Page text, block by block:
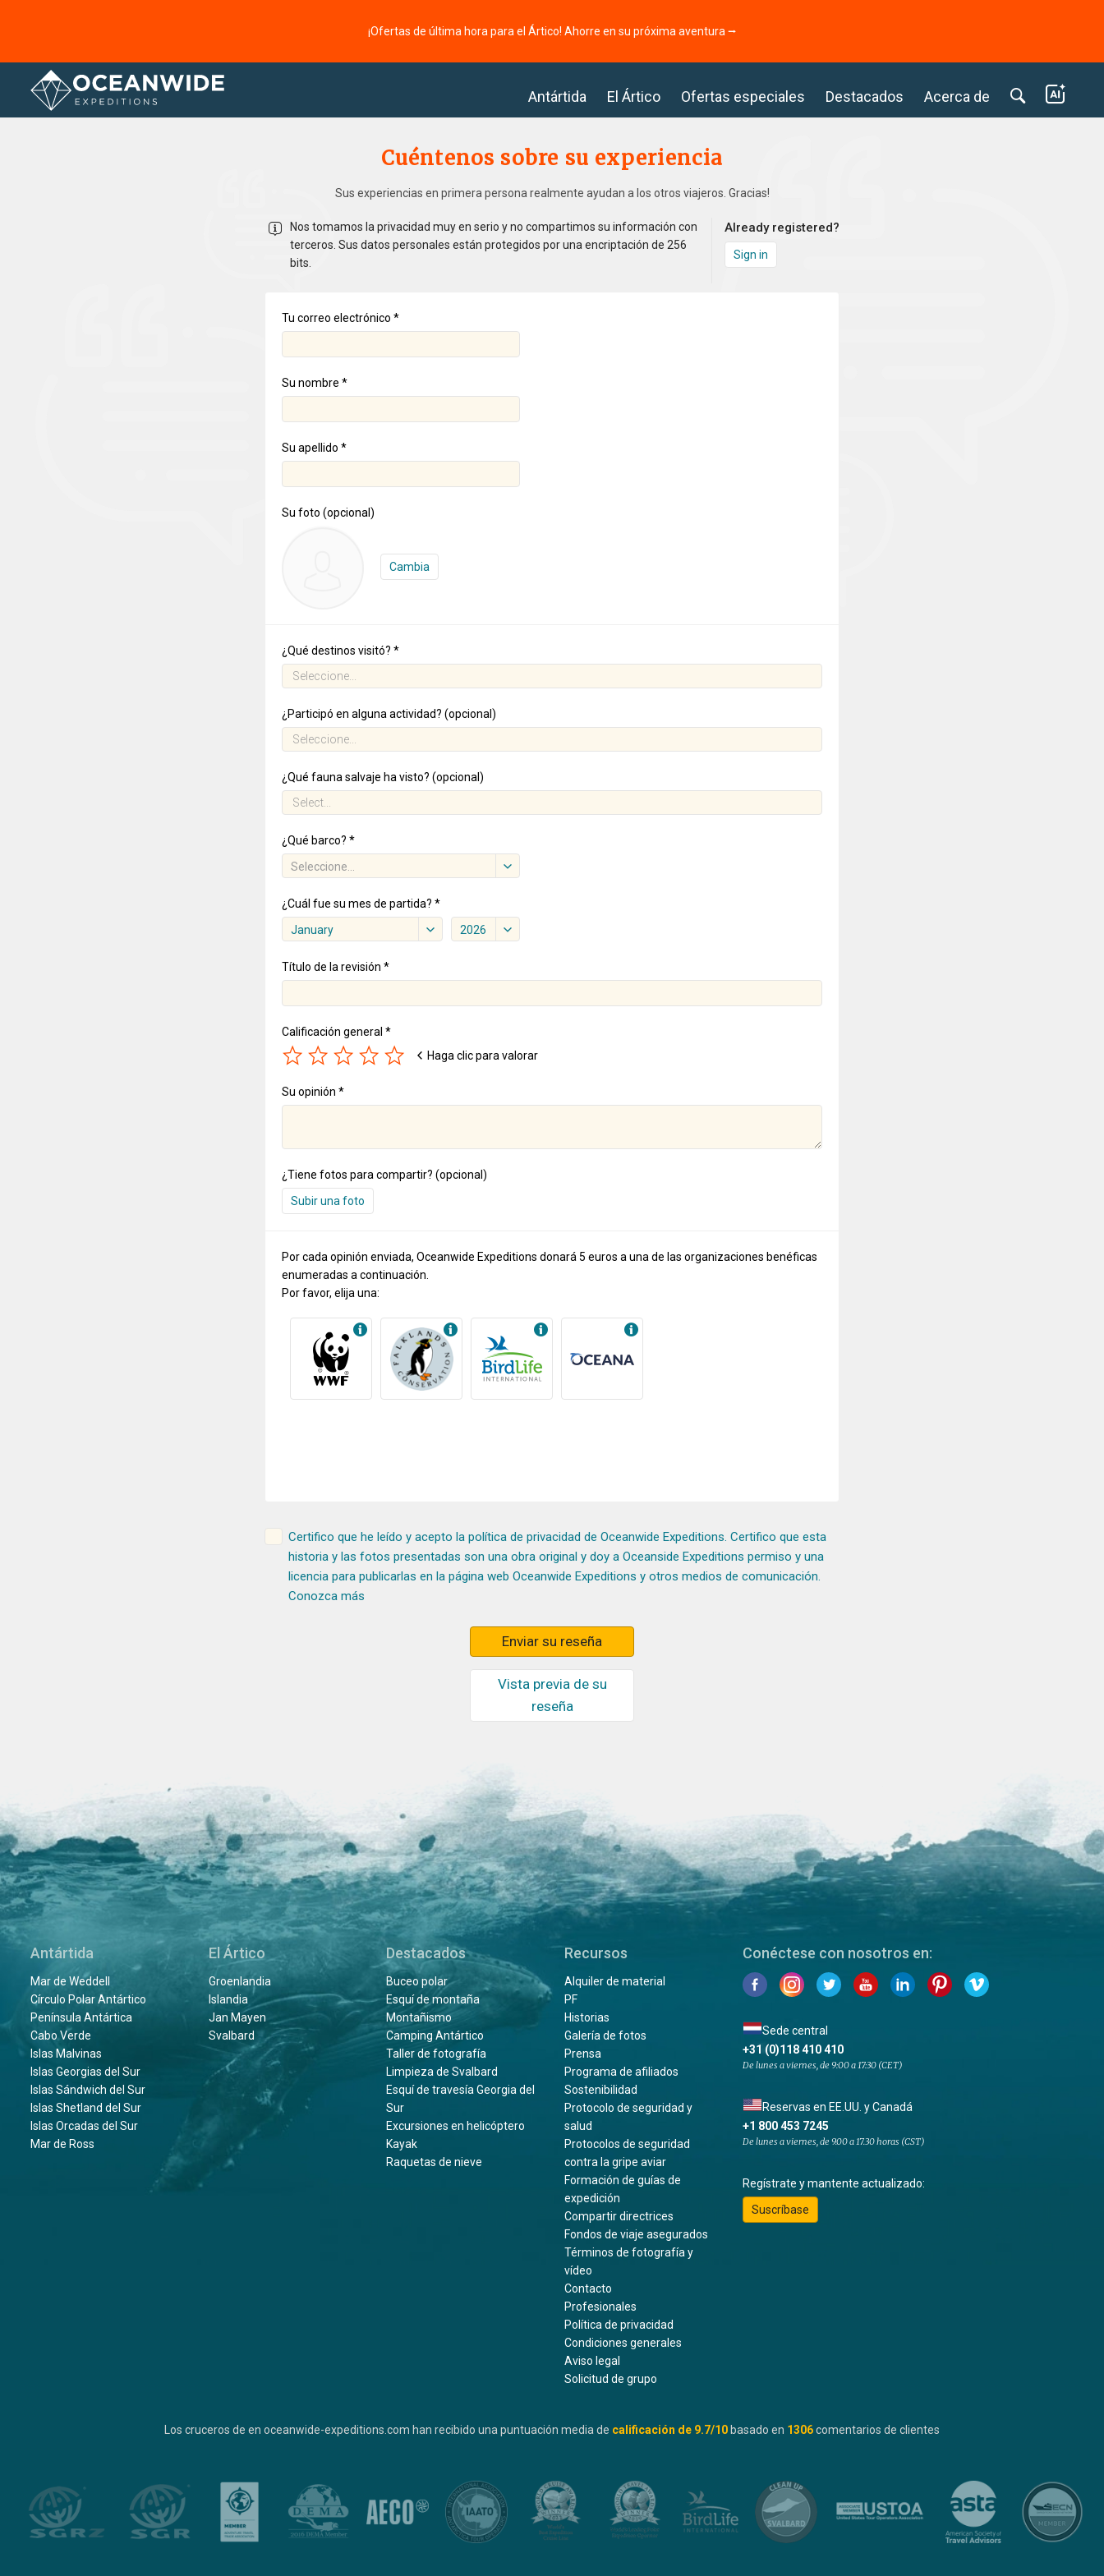
¡Ofertas de última hora para el Ártico! Ahorre en su próxima aventura ⭢
Antártida El Ártico Ofertas especiales Destacados Acerca de
Página principal
Cuéntenos sobre su experiencia
Sus experiencias en primera persona realmente ayudan a los otros viajeros. Gracias!
Nos tomamos la privacidad muy en serio y no compartimos su información con
terceros. Sus datos personales están protegidos por una encriptación de 256
bits.
Already registered?
Sign in
Tu correo electrónico *
Su nombre *
Su apellido *
Su foto (opcional)
Cambia
¿Qué destinos visitó? *
¿Participó en alguna actividad? (opcional)
¿Qué fauna salvaje ha visto? (opcional)
¿Qué barco? *
Seleccione...
¿Cuál fue su mes de partida? *
January
2026
Título de la revisión *
Calificación general *
Haga clic para valorar
Su opinión *
¿Tiene fotos para compartir? (opcional)
Subir una foto
Por cada opinión enviada, Oceanwide Expeditions donará 5 euros a una de las organizaciones benéficas
enumeradas a continuación.
Por favor, elija una:
Certifico que he leído y acepto la política de privacidad de Oceanwide Expeditions. Certifico que esta
historia y las fotos presentadas son una obra original y doy a Oceanside Expeditions permiso y una
licencia para publicarlas en la página web Oceanwide Expeditions y otros medios de comunicación.
Conozca más
Enviar su reseña
Vista previa de su
reseña
Antártida
Mar de Weddell
Círculo Polar Antártico
Península Antártica
Cabo Verde
Islas Malvinas
Islas Georgias del Sur
Islas Sándwich del Sur
Islas Shetland del Sur
Islas Orcadas del Sur
Mar de Ross
El Ártico
Groenlandia
Islandia
Jan Mayen
Svalbard
Destacados
Buceo polar
Esquí de montaña
Montañismo
Camping Antártico
Taller de fotografía
Limpieza de Svalbard
Esquí de travesía Georgia del
Sur
Excursiones en helicóptero
Kayak
Raquetas de nieve
Recursos
Alquiler de material
PF
Historias
Galería de fotos
Prensa
Programa de afiliados
Sostenibilidad
Protocolo de seguridad y
salud
Protocolos de seguridad
contra la gripe aviar
Formación de guías de
expedición
Compartir directrices
Fondos de viaje asegurados
Términos de fotografía y
vídeo
Contacto
Profesionales
Política de privacidad
Condiciones generales
Aviso legal
Solicitud de grupo
Conéctese con nosotros en:
Sede central
+31 (0)118 410 410
De lunes a viernes, de 9:00 a 17:30 (CET)
Reservas en EE.UU. y Canadá
+1 800 453 7245
De lunes a viernes, de 9.00 a 17.30 horas (CST)
Regístrate y mantente actualizado:
Suscríbase
Los cruceros de en oceanwide-expeditions.com han recibido una puntuación media de calificación de 9.7/10 basado en 1306comentarios de clientes